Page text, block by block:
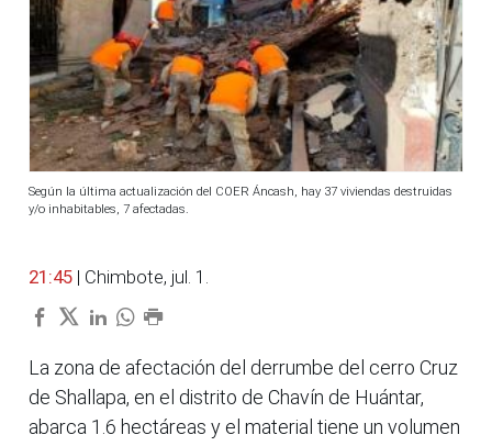
Según la última actualización del COER Áncash, hay 37 viviendas destruidas
y/o inhabitables, 7 afectadas.
21:45 | Chimbote, jul. 1.
La zona de afectación del derrumbe del cerro Cruz
de Shallapa, en el distrito de Chavín de Huántar,
abarca 1.6 hectáreas y el material tiene un volumen